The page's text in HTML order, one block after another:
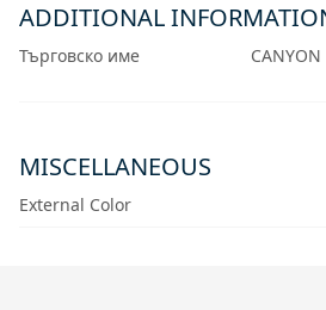
ADDITIONAL
Търговско име
MISCELLANEOUS
External Color